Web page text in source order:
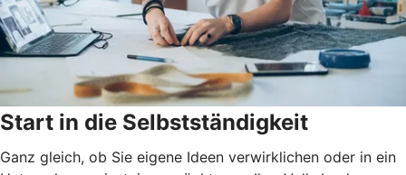
Start in die Selbstständigkeit
Ganz gleich, ob Sie eigene Ideen verwirklichen oder in ein